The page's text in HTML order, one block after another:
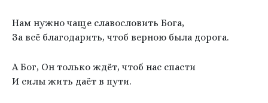
Нам нужно чаще славословить Бога,
За всё благодарить, чтоб верною была дорога.
А Бог, Он только ждёт, чтоб нас спасти
И силы жить даёт в пути.